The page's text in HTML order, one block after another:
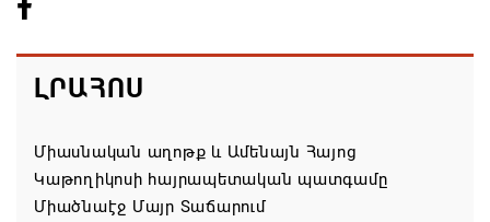
ԼՐԱՀՈՍ
Միասնական աղոթք և Ամենայն Հայոց
Կաթողիկոսի հայրապետական պատգամը
Միածնաէջ Մայր Տաճարում